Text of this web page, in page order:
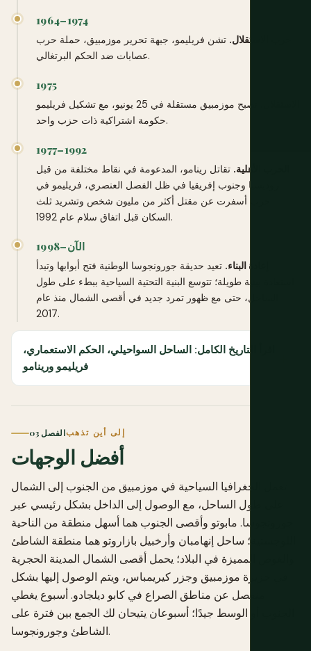
1964–1974
حرب الاستقلال. تشن فريليمو، جبهة تحرير موزمبيق، حملة حرب
عصابات ضد الحكم البرتغالي.
1975
تصبح موزمبيق مستقلة في 25 يونيو، مع تشكيل فريليمو
حكومة اشتراكية ذات حزب واحد.
1977–1992
الحرب الأهلية. تقاتل رينامو، المدعومة في نقاط مختلفة من قبل
روديسيا وجنوب إفريقيا في ظل الفصل العنصري، فريليمو في
حرب أسفرت عن مقتل أكثر من مليون شخص وتشريد ثلث
السكان قبل اتفاق سلام عام 1992.
1998–الآن
إعادة البناء. تعيد حديقة جورونجوسا الوطنية فتح أبوابها وتبدأ
استعادة بيئية طويلة؛ تتوسع البنية التحتية السياحية ببطء على طول
الساحل، حتى مع ظهور تمرد جديد في أقصى الشمال منذ عام
2017.
اقرأ التاريخ الكامل: الساحل السواحيلي، الحكم الاستعماري،
فريليمو ورينامو
الفصل 03إلى أين تذهب
أفضل الوجهات
تعمل الجغرافيا السياحية في موزمبيق من الجنوب إلى الشمال
على طول الساحل، مع الوصول إلى الداخل بشكل رئيسي عبر
جورونجوسا. مابوتو وأقصى الجنوب هما أسهل منطقة من الناحية
اللوجستية؛ ساحل إنهامبان وأرخبيل بازاروتو هما منطقة الشاطئ
والغوص المميزة في البلاد؛ يحمل أقصى الشمال المدينة الحجرية
في جزيرة موزمبيق وجزر كيريمباس، ويتم الوصول إليها بشكل
منفصل عن مناطق الصراع في كابو ديلجادو. أسبوع يغطي
الجنوب أو الوسط جيدًا؛ أسبوعان يتيحان لك الجمع بين فترة على
الشاطئ وجورونجوسا.